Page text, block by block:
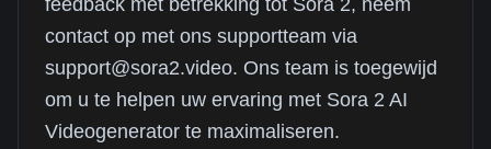
contact op met ons supportteam via
support@sora2.video. Ons team is toegewijd
om u te helpen uw ervaring met Sora 2 AI
Videogenerator te maximaliseren.